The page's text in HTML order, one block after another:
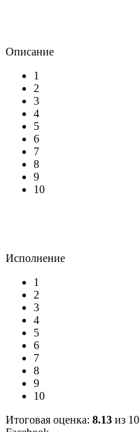
Описание
1
2
3
4
5
6
7
8
9
10
Исполнение
1
2
3
4
5
6
7
8
9
10
Итоговая оценка: 8.13 из 10